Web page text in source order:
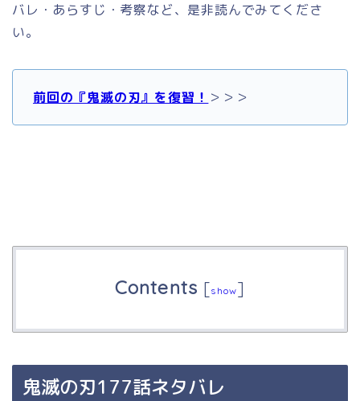
バレ・あらすじ・考察など、是非読んでみてくださ
い。
前回の『鬼滅の刃』を復習！ ＞＞＞
Contents [show]
鬼滅の刃177話ネタバレ